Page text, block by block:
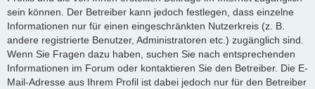
sein können. Der Betreiber kann jedoch festlegen, dass einzelne
Informationen nur für einen eingeschränkten Nutzerkreis (z. B.
andere registrierte Benutzer, Administratoren etc.) zugänglich sind.
Wenn Sie Fragen dazu haben, suchen Sie nach entsprechenden
Informationen im Forum oder kontaktieren Sie den Betreiber. Die E-
Mail-Adresse aus Ihrem Profil ist dabei jedoch nur für den Betreiber